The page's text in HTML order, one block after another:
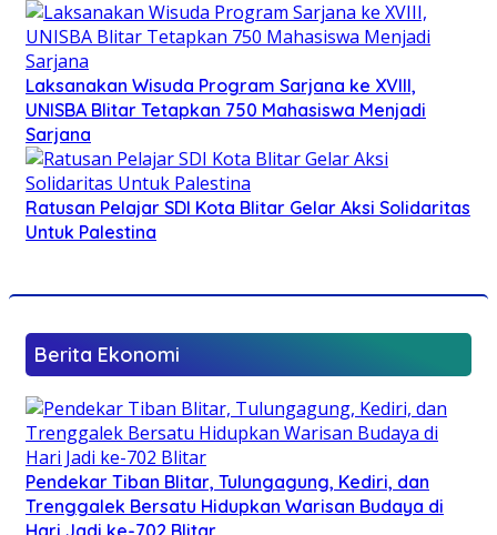
Laksanakan Wisuda Program Sarjana ke XVIII,
UNISBA Blitar Tetapkan 750 Mahasiswa Menjadi
Sarjana
Ratusan Pelajar SDI Kota Blitar Gelar Aksi Solidaritas
Untuk Palestina
Berita Ekonomi
Pendekar Tiban Blitar, Tulungagung, Kediri, dan
Trenggalek Bersatu Hidupkan Warisan Budaya di
Hari Jadi ke-702 Blitar